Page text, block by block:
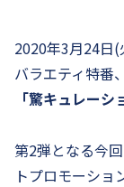
2020年3月24日
バラエティ特番、
「驚キュレー
第2弾となる今
トプロモーショ